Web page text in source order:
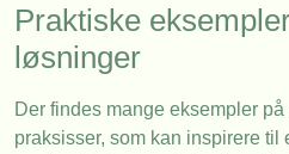
Praktiske
løsninger
Der findes mange eksempler
praksisser, som kan inspirere